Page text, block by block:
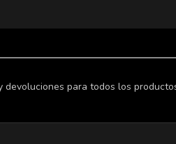
devoluciones para todos los